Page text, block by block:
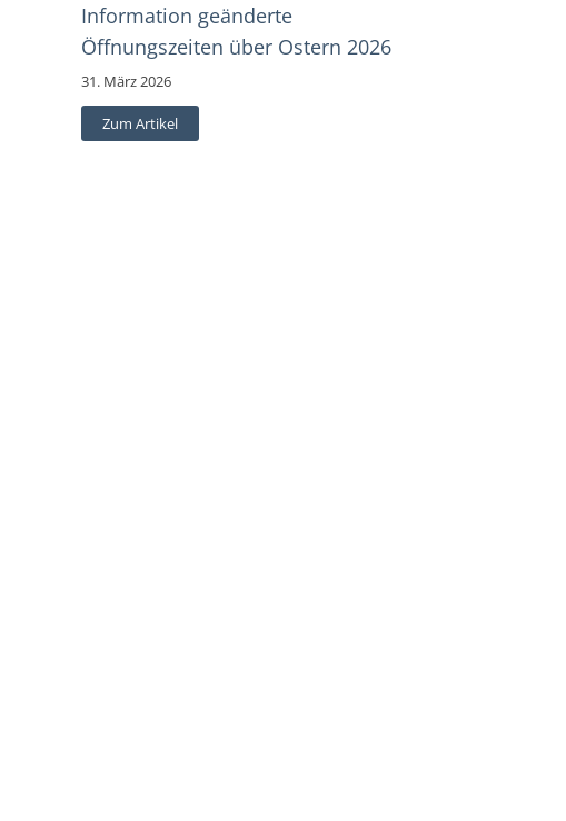
Information geänderte
Öffnungszeiten über Ostern 2026
31. März 2026
Zum Artikel